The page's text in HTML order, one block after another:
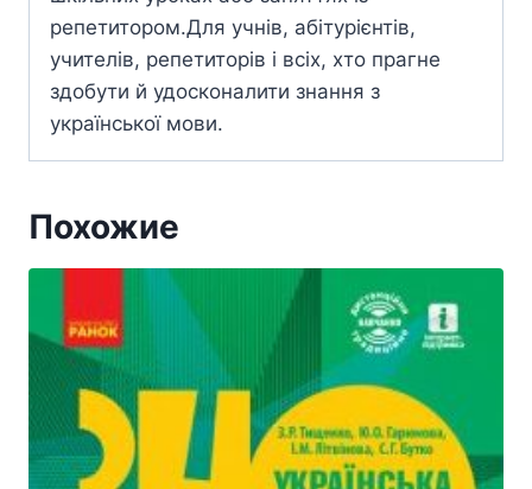
репетитором.Для учнів, абітурієнтів,
учителів, репетиторів і всіх, хто прагне
здобути й удосконалити знання з
української мови.
Похожие